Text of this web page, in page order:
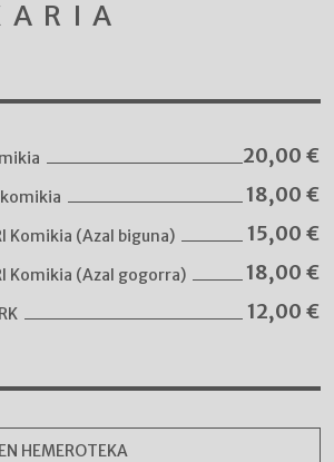
20,00 €
18,00 €
Komikia (Azal biguna) 15,00 €
Komikia (Azal gogorra) 18,00 €
12,00 €
HEMEROTEKA